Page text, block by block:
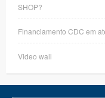
SHOP?
Financiamento CDC em
Video wall